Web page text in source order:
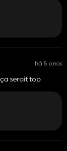
há 5 anos
ça serait top